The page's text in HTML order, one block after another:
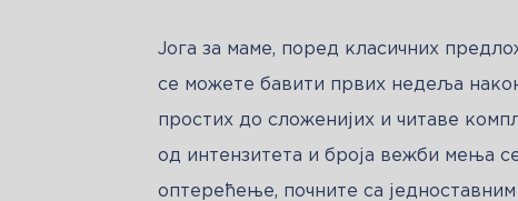
Јога за маме, поред класичних
се можете бавити првих недеља
простих до сложенијих и читаве
од интензитета и броја вежби мења
оптерећење, почните са